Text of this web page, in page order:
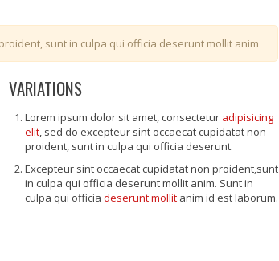
sunt in culpa qui officia deserunt mollit anim
VARIATIONS
Lorem ipsum dolor sit amet, consectetur adipisicing
elit, sed do excepteur sint occaecat cupidatat non
proident, sunt in culpa qui officia deserunt.
Excepteur sint occaecat cupidatat non proident,sunt
in culpa qui officia deserunt mollit anim. Sunt in
culpa qui officia deserunt mollit anim id est laborum.